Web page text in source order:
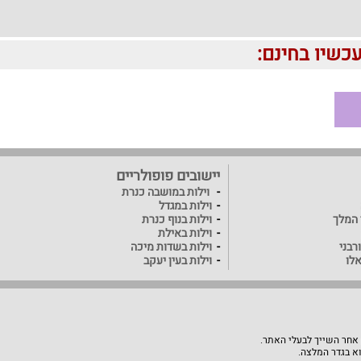
המלך
יישובים פופולריים
וילות במושבה כנרת
וילות במגדל
וילות בנוף כנרת
וילות באילת
וילות בשדות מיכה
וילות בעין יעקב
אחר השייך לבעלי האתר.